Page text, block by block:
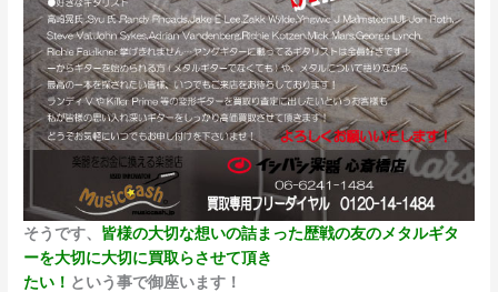
そうです、 皆様の大切な想いの詰まった歴戦の友のメタルギタ
ーを大切に大切に買取らさせて頂き
たい！ という事で御座います！